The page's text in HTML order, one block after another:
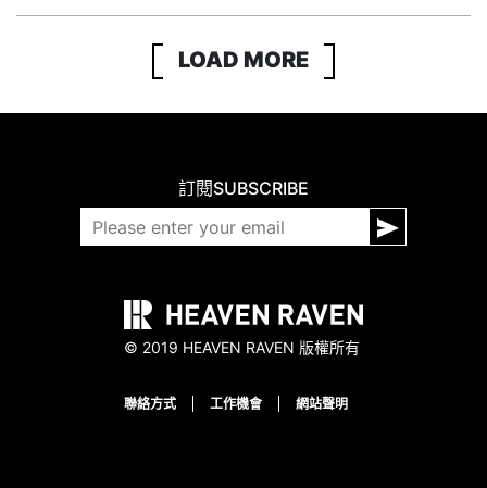
LOAD MORE
訂閱SUBSCRIBE
© 2019 HEAVEN RAVEN 版權所有
聯絡方式 工作機會 網站聲明